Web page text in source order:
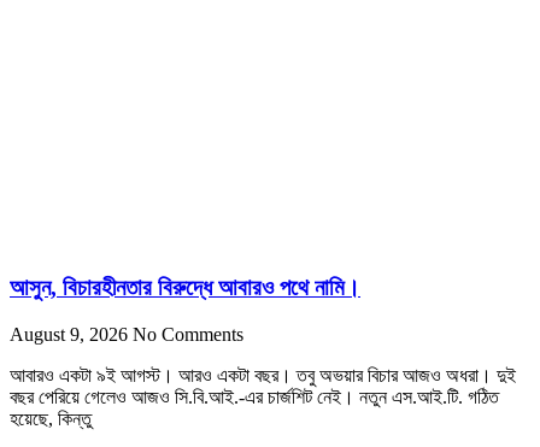
আসুন, বিচারহীনতার বিরুদ্ধে আবারও পথে নামি।
August 9, 2026 No Comments
আবারও একটা ৯ই আগস্ট। আরও একটা বছর। তবু অভয়ার বিচার আজও অধরা। দুই
বছর পেরিয়ে গেলেও আজও সি.বি.আই.-এর চার্জশিট নেই। নতুন এস.আই.টি. গঠিত
হয়েছে, কিন্তু